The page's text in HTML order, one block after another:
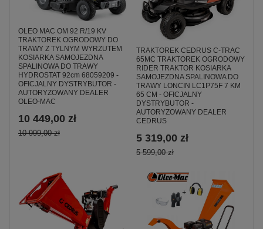
OLEO MAC OM 92 R/19 KV
TRAKTOREK OGRODOWY DO
TRAWY Z TYLNYM WYRZUTEM
KOSIARKA SAMOJEZDNA
SPALINOWA DO TRAWY
HYDROSTAT 92cm 68059209 -
OFICJALNY DYSTRYBUTOR -
AUTORYZOWANY DEALER
OLEO-MAC
10 449,00 zł
10 999,00 zł
TRAKTOREK CEDRUS C-TRAC
65MC TRAKTOREK OGRODOWY
RIDER TRAKTOR KOSIARKA
SAMOJEZDNA SPALINOWA DO
TRAWY LONCIN LC1P75F 7 KM
65 CM - OFICJALNY
DYSTRYBUTOR -
AUTORYZOWANY DEALER
CEDRUS
5 319,00 zł
5 599,00 zł